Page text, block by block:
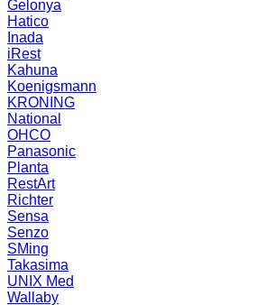
Gelonya
Hatico
Inada
iRest
Kahuna
Koenigsmann
KRONING
National
OHCO
Panasonic
Planta
RestArt
Richter
Sensa
Senzo
SMing
Takasima
UNIX Med
Wallaby